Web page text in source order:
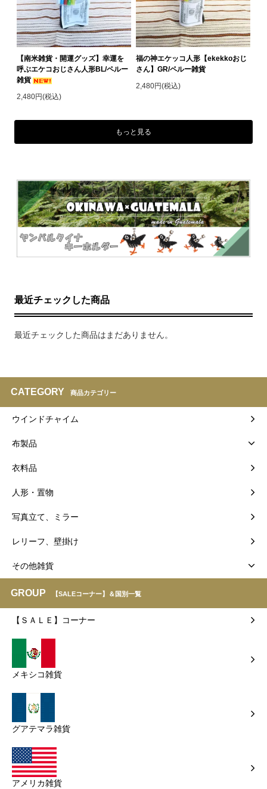
【南米雑貨・開運グッズ】幸運を
呼ぶエケコおじさん人形BL/ペルー
雑貨
2,480円(税込)
福の神エケッコ人形【ekekkoおじ
さん】GR/ペルー雑貨
2,480円(税込)
もっと見る
最近チェックした商品
最近チェックした商品はまだありません。
CATEGORY 商品カテゴリー
ウインドチャイム
布製品
衣料品
人形・置物
写真立て、ミラー
レリーフ、壁掛け
その他雑貨
GROUP 【SALEコーナー】＆国別一覧
【ＳＡＬＥ】コーナー
メキシコ雑貨
グアテマラ雑貨
アメリカ雑貨